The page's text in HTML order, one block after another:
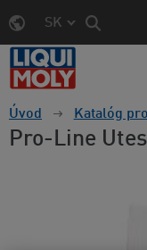
SK
Úvod Katalóg
Pro-Line